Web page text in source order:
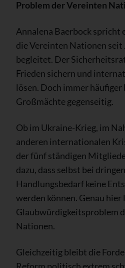
Problem der Vereinten
Annalena Baerbock spricht
die Vereinten Nationen seit
begleitet. Der
Frieden sichern und
lösen. Doch immer
Großmächte gegenseitig.
Ob im Ukraine-Krieg, im
anderen internationalen
der fünf ständigen
dazu, dass selbst bei
Handlungsbedarf keine
werden können. Genau hier
Glaubwürdigkeitsproblem
Nationen.
Gleichzeitig bleibt die